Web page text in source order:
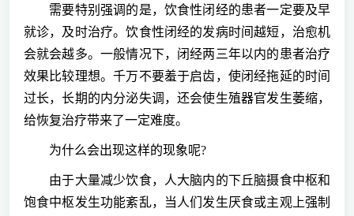
需要特别强调的是，饮食性闭经的患者一定要及早
就诊，及时治疗。饮食性闭经的发病时间越短，治愈机
会就会越多。一般情况下，闭经两三年以内的患者治疗
效果比较理想。千万不要羞于启齿，使闭经拖延的时间
过长，长期的内分泌失调，还会使生殖器官发生萎缩，
给恢复治疗带来了一定难度。
为什么会出现这样的现象呢?
由于大量减少饮食，人大脑内的下丘脑摄食中枢和
饱食中枢发生功能紊乱，当人们发生厌食或主观上强制